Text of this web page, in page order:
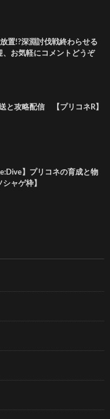
置!?深淵討伐戦終わらせる
お気軽にコメントどうぞ
と攻略配信 【プリコネR】
】プリコネの育成と物
ャゲ枠】